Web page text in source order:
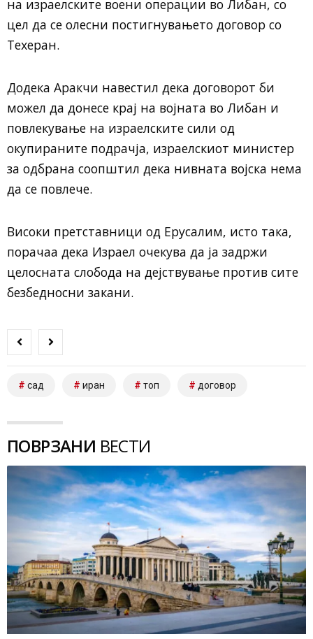
на израелските воени операции во Либан, со
цел да се олесни постигнувањето договор со
Техеран.
Додека Аракчи навестил дека договорот би
можел да донесе крај на војната во Либан и
повлекување на израелските сили од
окупираните подрачја, израелскиот министер
за одбрана соопштил дека нивната војска нема
да се повлече.
Високи претставници од Ерусалим, исто така,
порачаа дека Израел очекува да ја задржи
целосната слобода на дејствување против сите
безбедносни закани.
сад иран топ договор
ПОВРЗАНИ ВЕСТИ